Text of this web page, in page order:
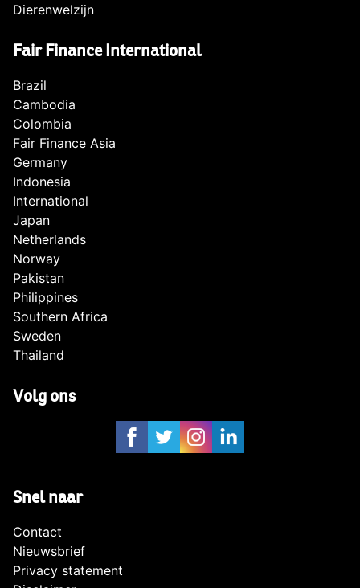
Dierenwelzijn
Fair Finance International
Brazil
Cambodia
Colombia
Fair Finance Asia
Germany
Indonesia
International
Japan
Netherlands
Norway
Pakistan
Philippines
Southern Africa
Sweden
Thailand
Volg ons
Snel naar
Contact
Nieuwsbrief
Privacy statement